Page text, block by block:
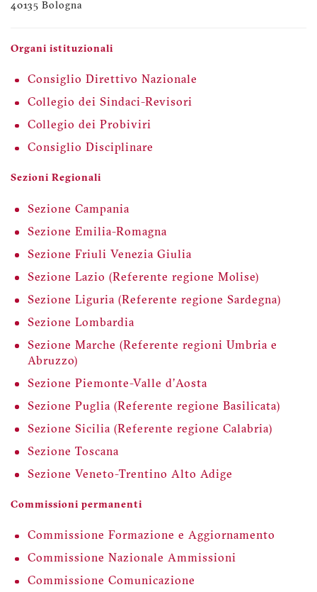
40135 Bologna
Organi istituzionali
Consiglio Direttivo Nazionale
Collegio dei Sindaci-Revisori
Collegio dei Probiviri
Consiglio Disciplinare
Sezioni Regionali
Sezione Campania
Sezione Emilia-Romagna
Sezione Friuli Venezia Giulia
Sezione Lazio (Referente regione Molise)
Sezione Liguria (Referente regione Sardegna)
Sezione Lombardia
Sezione Marche (Referente regioni Umbria e
Abruzzo)
Sezione Piemonte-Valle d'Aosta
Sezione Puglia (Referente regione Basilicata)
Sezione Sicilia (Referente regione Calabria)
Sezione Toscana
Sezione Veneto-Trentino Alto Adige
Commissioni permanenti
Commissione Formazione e Aggiornamento
Commissione Nazionale Ammissioni
Commissione Comunicazione